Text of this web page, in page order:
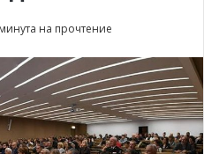
на прочтение